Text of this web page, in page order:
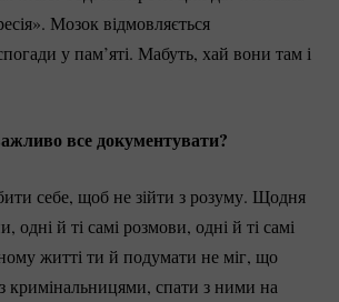
Мозок відмовляється
у пам’яті. Мабуть, хай вони там і
все документувати?
себе, щоб не зійти з розуму. Щодня
одні й ті самі розмови, одні й ті самі
житті ти й подумати не міг, що
кримінальницями, спати з ними на